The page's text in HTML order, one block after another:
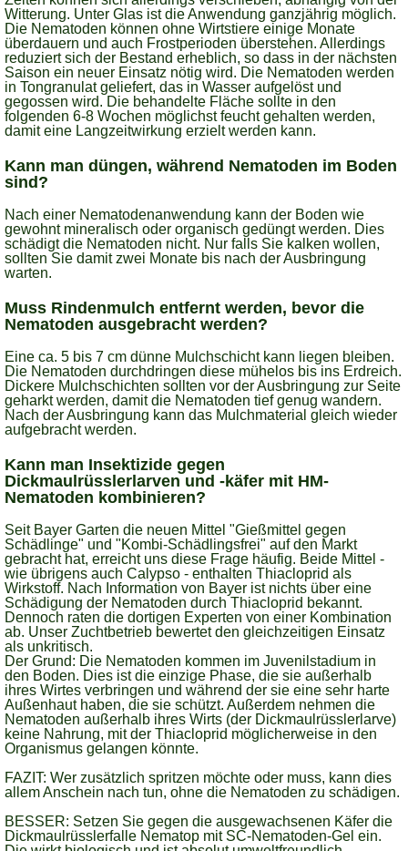
Witterung. Unter Glas ist die Anwendung ganzjährig möglich.
Die Nematoden können ohne Wirtstiere einige Monate
überdauern und auch Frostperioden überstehen. Allerdings
reduziert sich der Bestand erheblich, so dass in der nächsten
Saison ein neuer Einsatz nötig wird. Die Nematoden werden
in Tongranulat geliefert, das in Wasser aufgelöst und
gegossen wird. Die behandelte Fläche sollte in den
folgenden 6-8 Wochen möglichst feucht gehalten werden,
damit eine Langzeitwirkung erzielt werden kann.
Kann man düngen, während Nematoden im Boden
sind?
Nach einer Nematodenanwendung kann der Boden wie
gewohnt mineralisch oder organisch gedüngt werden. Dies
schädigt die Nematoden nicht. Nur falls Sie kalken wollen,
sollten Sie damit zwei Monate bis nach der Ausbringung
warten.
Muss Rindenmulch entfernt werden, bevor die
Nematoden ausgebracht werden?
Eine ca. 5 bis 7 cm dünne Mulchschicht kann liegen bleiben.
Die Nematoden durchdringen diese mühelos bis ins Erdreich.
Dickere Mulchschichten sollten vor der Ausbringung zur Seite
geharkt werden, damit die Nematoden tief genug wandern.
Nach der Ausbringung kann das Mulchmaterial gleich wieder
aufgebracht werden.
Kann man Insektizide gegen
Dickmaulrüsslerlarven und -käfer mit HM-
Nematoden kombinieren?
Seit Bayer Garten die neuen Mittel "Gießmittel gegen
Schädlinge" und "Kombi-Schädlingsfrei" auf den Markt
gebracht hat, erreicht uns diese Frage häufig. Beide Mittel -
wie übrigens auch Calypso - enthalten Thiacloprid als
Wirkstoff. Nach Information von Bayer ist nichts über eine
Schädigung der Nematoden durch Thiacloprid bekannt.
Dennoch raten die dortigen Experten von einer Kombination
ab. Unser Zuchtbetrieb bewertet den gleichzeitigen Einsatz
als unkritisch.
Der Grund: Die Nematoden kommen im Juvenilstadium in
den Boden. Dies ist die einzige Phase, die sie außerhalb
ihres Wirtes verbringen und während der sie eine sehr harte
Außenhaut haben, die sie schützt. Außerdem nehmen die
Nematoden außerhalb ihres Wirts (der Dickmaulrüsslerlarve)
keine Nahrung, mit der Thiacloprid möglicherweise in den
Organismus gelangen könnte.
FAZIT: Wer zusätzlich spritzen möchte oder muss, kann dies
allem Anschein nach tun, ohne die Nematoden zu schädigen.
BESSER: Setzen Sie gegen die ausgewachsenen Käfer die
Dickmaulrüsslerfalle Nematop mit SC-Nematoden-Gel ein.